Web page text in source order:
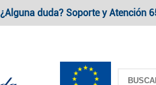
¿Alguna duda? Soporte y Atención